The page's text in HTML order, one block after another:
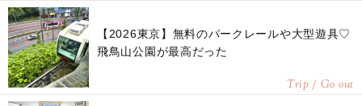
【2026東京】無料のパークレールや大型遊具♡
飛鳥山公園が最高だった
Trip / Go out